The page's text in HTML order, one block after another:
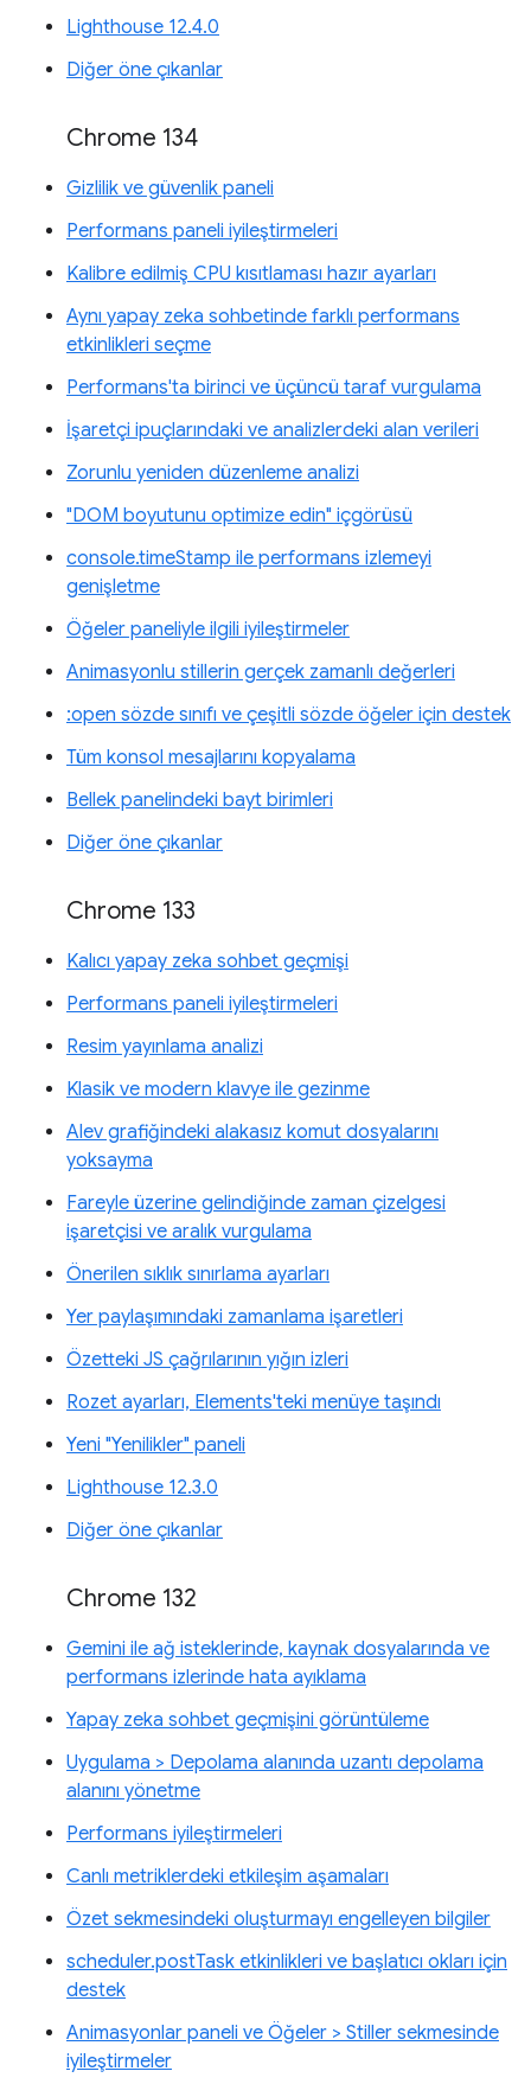
Lighthouse 12.4.0
Diğer öne çıkanlar
Chrome 134
Gizlilik ve güvenlik paneli
Performans paneli iyileştirmeleri
Kalibre edilmiş CPU kısıtlaması hazır ayarları
Aynı yapay zeka sohbetinde farklı performans
etkinlikleri seçme
Performans'ta birinci ve üçüncü taraf vurgulama
İşaretçi ipuçlarındaki ve analizlerdeki alan verileri
Zorunlu yeniden düzenleme analizi
"DOM boyutunu optimize edin" içgörüsü
console.timeStamp ile performans izlemeyi
genişletme
Öğeler paneliyle ilgili iyileştirmeler
Animasyonlu stillerin gerçek zamanlı değerleri
:open sözde sınıfı ve çeşitli sözde öğeler için destek
Tüm konsol mesajlarını kopyalama
Bellek panelindeki bayt birimleri
Diğer öne çıkanlar
Chrome 133
Kalıcı yapay zeka sohbet geçmişi
Performans paneli iyileştirmeleri
Resim yayınlama analizi
Klasik ve modern klavye ile gezinme
Alev grafiğindeki alakasız komut dosyalarını
yoksayma
Fareyle üzerine gelindiğinde zaman çizelgesi
işaretçisi ve aralık vurgulama
Önerilen sıklık sınırlama ayarları
Yer paylaşımındaki zamanlama işaretleri
Özetteki JS çağrılarının yığın izleri
Rozet ayarları, Elements'teki menüye taşındı
Yeni "Yenilikler" paneli
Lighthouse 12.3.0
Diğer öne çıkanlar
Chrome 132
Gemini ile ağ isteklerinde, kaynak dosyalarında ve
performans izlerinde hata ayıklama
Yapay zeka sohbet geçmişini görüntüleme
Uygulama > Depolama alanında uzantı depolama
alanını yönetme
Performans iyileştirmeleri
Canlı metriklerdeki etkileşim aşamaları
Özet sekmesindeki oluşturmayı engelleyen bilgiler
scheduler.postTask etkinlikleri ve başlatıcı okları için
destek
Animasyonlar paneli ve Öğeler > Stiller sekmesinde
iyileştirmeler